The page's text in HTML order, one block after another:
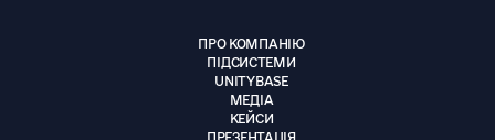
ПРО КОМПАНІЮ
ПІДСИСТЕМИ
UNITYBASE
МЕДІА
КЕЙСИ
ПРЕЗЕНТАЦІЯ